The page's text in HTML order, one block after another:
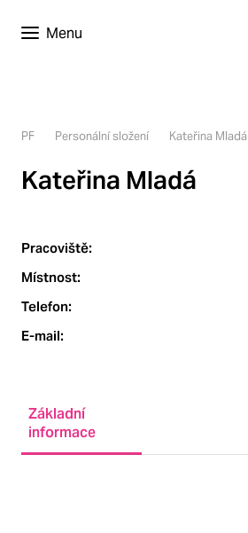
Menu
PF Personální složení Kateřina Mladá
Kateřina Mladá
Pracoviště:
Místnost:
Telefon:
E-mail:
Základní
informace